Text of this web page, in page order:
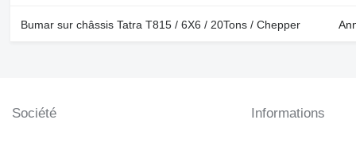
Bumar sur châssis Tatra T815 / 6X6 / 20Tons / Chepper
Société Informations